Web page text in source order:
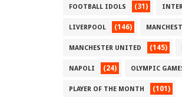
FOOTBALL IDOLS (31)
LIVERPOOL (146)
MANCHESTER UNITED (145)
NAPOLI (24) OLYMPIC
PLAYER OF THE MONTH (101)